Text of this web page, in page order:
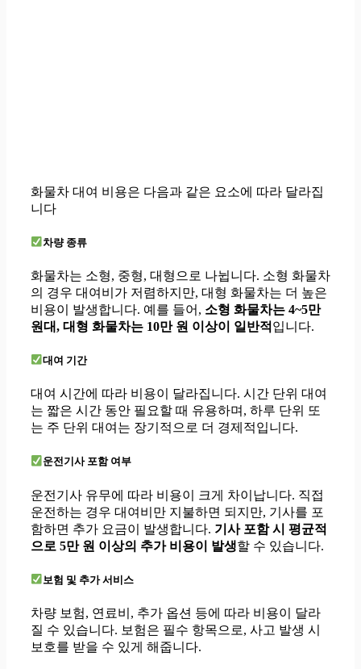
화물차 대여 비용은 다음과 같은 요소에 따라 달라집
니다
차량 종류
화물차는 소형, 중형, 대형으로 나뉩니다. 소형 화물차
의 경우 대여비가 저렴하지만, 대형 화물차는 더 높은
비용이 발생합니다. 예를 들어, 소형 화물차는 4~5만
원대, 대형 화물차는 10만 원 이상이 일반적 입니다.
대여 기간
대여 시간에 따라 비용이 달라집니다. 시간 단위 대여
는 짧은 시간 동안 필요할 때 유용하며, 하루 단위 또
는 주 단위 대여는 장기적으로 더 경제적입니다.
운전기사 포함 여부
운전기사 유무에 따라 비용이 크게 차이납니다. 직접
운전하는 경우 대여비만 지불하면 되지만, 기사를 포
함하면 추가 요금이 발생합니다. 기사 포함 시 평균적
으로 5만 원 이상의 추가 비용이 발생할 수 있습니다.
보험 및 추가 서비스
차량 보험, 연료비, 추가 옵션 등에 따라 비용이 달라
질 수 있습니다. 보험은 필수 항목으로, 사고 발생 시
보호를 받을 수 있게 해줍니다.